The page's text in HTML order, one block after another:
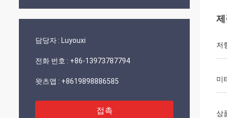
담당자 : Luyouxi
전화 번호 : +86-13973787794
왓츠앱 : +8619898886585
접촉
저
미
상